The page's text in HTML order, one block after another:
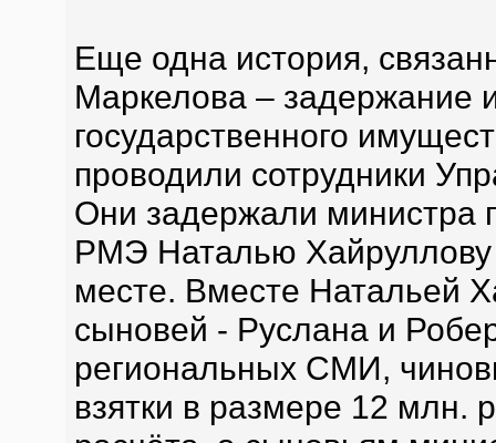
Еще одна история,
Маркелова – задержание
государственного
проводили сотрудники
Они задержали министра
РМЭ Наталью Хайруллову
месте. Вместе Натальей
сыновей - Руслана и
региональных СМИ,
взятки в размере 12 млн.